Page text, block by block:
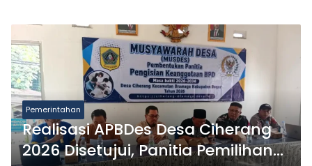
Pemerintahan
Realisasi APBDes Desa Ciherang
2026 Disetujui, Panitia Pemilihan